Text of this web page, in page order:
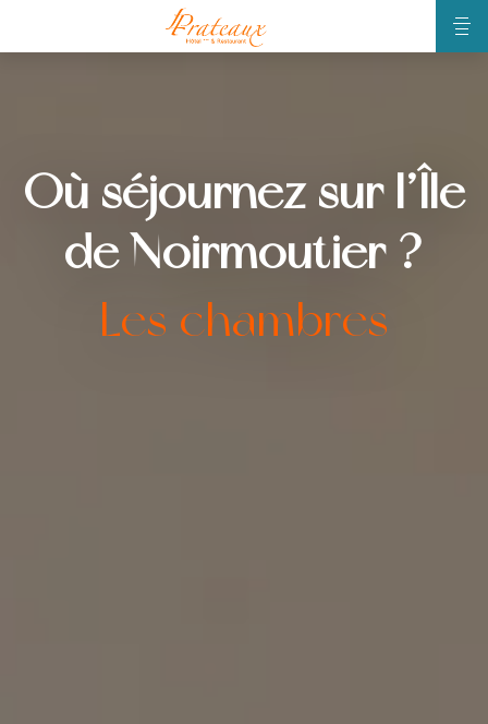
Les chambres
Où séjournez sur l’Île
de Noirmoutier ?